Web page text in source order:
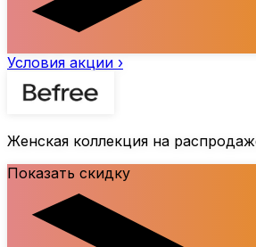
Условия акции ›
Женская коллекция на
Показать скидку